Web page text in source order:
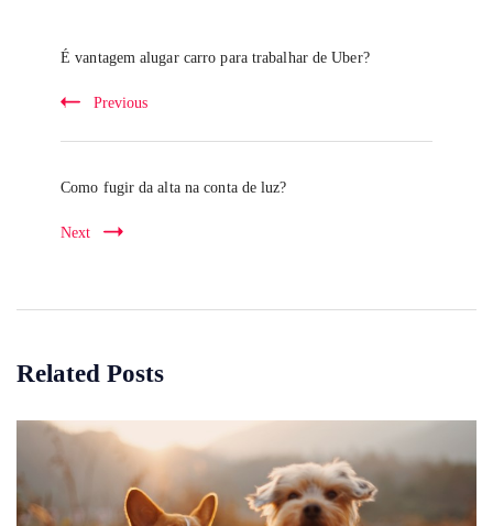
Navigation
É vantagem alugar carro para trabalhar de Uber?
Previous
Como fugir da alta na conta de luz?
Next
Related Posts